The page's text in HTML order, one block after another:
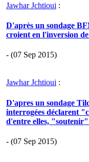
Jawhar Jchtioui :
D'après un sondage
croient en l'inversion
- (07 Sep 2015)
Jawhar Jchtioui :
D'apres un sondage
interrogées déclarent
d'entre elles,
- (07 Sep 2015)